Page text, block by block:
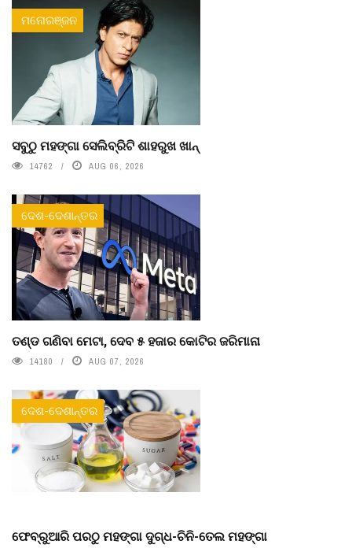
ମନୋରଞ୍ଜନ
ସବୁଠୁ ମହଙ୍ଗା ସେଲିବ୍ରିଟି ଶାହରୁଖ ଖାନ୍
14762 AUG 06, 2026
ଦେଶ-ଦେଶାନ୍ତର
ତଣ୍ଡ ଗଣିବା ମେଟା, ଦେବ ୫ ହଜାର କୋଟିର ଜରିମାନା
14180 AUG 07, 2026
ଦେଶ-ଦେଶାନ୍ତର
ଫେବ୍ରୁଆରି ପରଠୁ ମହଙ୍ଗା ଦୁଗ୍ଧ-ଚିନି-ତେଲ ମହଙ୍ଗା